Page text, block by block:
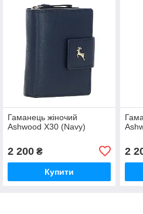
Гаманець жіночий
Ashwood X30 (Navy)
2 200₴
Купити
2